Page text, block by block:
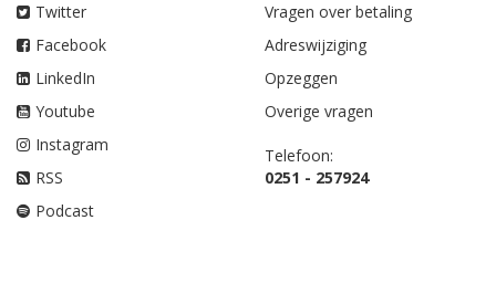
VOLG ONS
Nieuwsbrief
Twitter
Facebook
LinkedIn
Youtube
Instagram
ABONNEE VRAGEN
Neem een Abonnement
Vragen over betaling
Adreswijziging
Opzeggen
Overige vragen